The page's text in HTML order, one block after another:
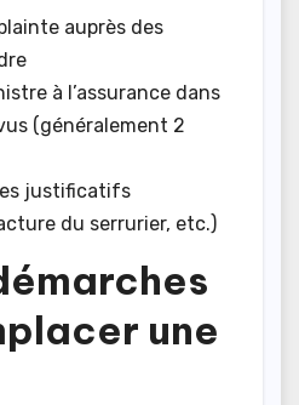
auprès des
à l’assurance dans
(généralement 2
justificatifs
du serrurier, etc.)
une